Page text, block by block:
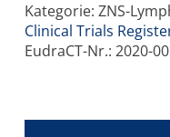
LEITUNG
Kategorie: ZNS-
Clinical Trials
EudraCT-Nr.: 2020-